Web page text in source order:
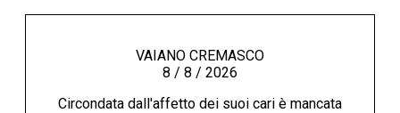
VAIANO CREMASCO
8 / 8 / 2026
Circondata dall'affetto dei suoi cari è mancata